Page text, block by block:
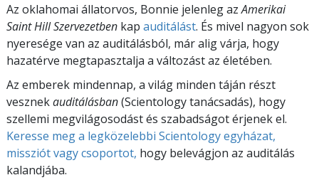
Az oklahomai állatorvos, Bonnie jelenleg azAmerikai
Saint Hill Szervezetben kap auditálást. És mivel nagyon sok
nyeresége van az auditálásból, már alig várja, hogy
hazatérve megtapasztalja a változást az életében.
Az emberek mindennap, a világ minden táján részt
vesznekauditálásban(Scientology tanácsadás), hogy
szellemi megvilágosodást és szabadságot érjenek el.
Keresse meg a legközelebbi Scientology egyházat,
missziót vagy csoportot, hogy belevágjon az auditálás
kalandjába.